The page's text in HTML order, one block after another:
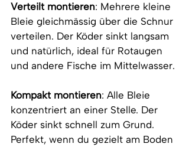
Verteilt montieren: Mehrere kleine
Bleie gleichmässig über die Schnur
verteilen. Der Köder sinkt langsam
und natürlich, ideal für Rotaugen
und andere Fische im Mittelwasser.
Kompakt montieren: Alle Bleie
konzentriert an einer Stelle. Der
Köder sinkt schnell zum Grund.
Perfekt, wenn du gezielt am Boden